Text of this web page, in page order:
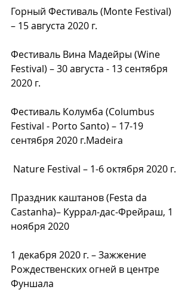
Горный Фестиваль (Monte Festival)
– 15 августа 2020 г.
Фестиваль Вина Мадейры (Wine
Festival) – 30 августа - 13 сентября
2020 г.
Фестиваль Колумба (Columbus
Festival - Porto Santo) – 17-19
сентября 2020 г.Madeira
Nature Festival – 1-6 октября 2020 г.
Праздник каштанов (Festa da
Castanha)– Куррал-дас-Фрейраш, 1
ноября 2020
1 декабря 2020 г. – Зажжение
Рождественских огней в центре
Фуншала